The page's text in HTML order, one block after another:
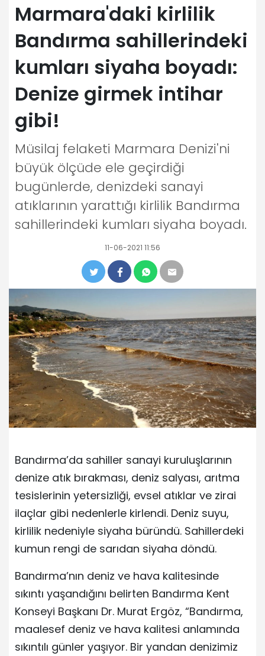
Marmara'daki kirlilik
Bandırma sahillerindeki
kumları siyaha boyadı:
Denize girmek intihar
gibi!
Müsilaj felaketi Marmara Denizi'ni
büyük ölçüde ele geçirdiği
bugünlerde, denizdeki sanayi
atıklarının yarattığı kirlilik Bandırma
sahillerindeki kumları siyaha boyadı.
11-06-2021 11:56
Bandırma’da sahiller sanayi kuruluşlarının
denize atık bırakması, deniz salyası, arıtma
tesislerinin yetersizliği, evsel atıklar ve zirai
ilaçlar gibi nedenlerle kirlendi. Deniz suyu,
kirlilik nedeniyle siyaha büründü. Sahillerdeki
kumun rengi de sarıdan siyaha döndü.
Bandırma’nın deniz ve hava kalitesinde
sıkıntı yaşandığını belirten Bandırma Kent
Konseyi Başkanı Dr. Murat Ergöz, “Bandırma,
maalesef deniz ve hava kalitesi anlamında
sıkıntılı günler yaşıyor. Bir yandan denizimiz